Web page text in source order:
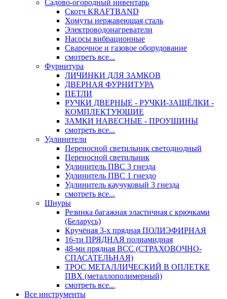
Садово-огородный инвентарь
Скотч KRAFTBAND
Хомуты нержавеющая сталь
Электроводонагреватели
Насосы вибрационные
Сварочное и газовое оборудование
смотреть все...
Фурнитура
ЛИЧИНКИ ДЛЯ ЗАМКОВ
ДВЕРНАЯ ФУРНИТУРА
ПЕТЛИ
РУЧКИ ДВЕРНЫЕ - РУЧКИ-ЗАЩЁЛКИ -
КОМПЛЕКТУЮЩИЕ
ЗАМКИ НАВЕСНЫЕ - ПРОУШИНЫ
смотреть все...
Удлинители
Переносной светильник светодиодный
Переносной светильник
Удлинитель ПВС 3 гнезда
Удлинитель ПВС 1 гнездо
Удлинитель каучуковый 3 гнезда
смотреть все...
Шнуры
Резинка багажная эластичная с крючками
(Беларусь)
Кручёная 3-х прядная ПОЛИЭФИРНАЯ
16-ти ПРЯДНАЯ полиамидная
48-ми прядная ВСС (СТРАХОВОЧНО-
СПАСАТЕЛЬНАЯ)
ТРОС МЕТАЛЛИЧЕСКИЙ В ОПЛЕТКЕ
ПВХ (металлополимерный)
смотреть все...
Все инструменты